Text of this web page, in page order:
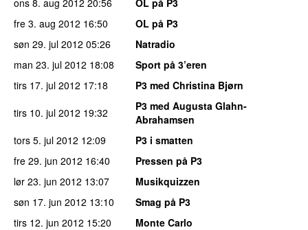
fre 3. aug 2012 16:50
OL på P3
søn 29. jul 2012 05:26
Natradio
man 23. jul 2012 18:08
Sport på 3’eren
tirs 17. jul 2012 17:18
P3 med Christina Bjørn
tirs 10. jul 2012 19:32
P3 med Augusta Glahn-
Abrahamsen
tors 5. jul 2012 12:09
P3 i smatten
fre 29. jun 2012 16:40
Pressen på P3
lør 23. jun 2012 13:07
Musikquizzen
søn 17. jun 2012 13:10
Smag på P3
tirs 12. jun 2012 15:20
Monte Carlo